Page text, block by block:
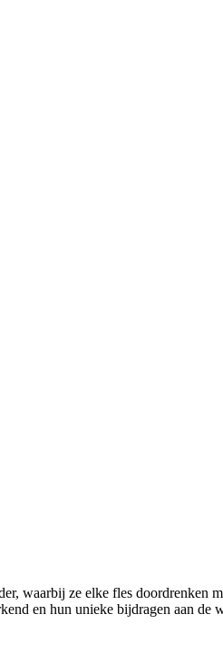
waarbij ze elke fles
en hun unieke bijdragen aan de